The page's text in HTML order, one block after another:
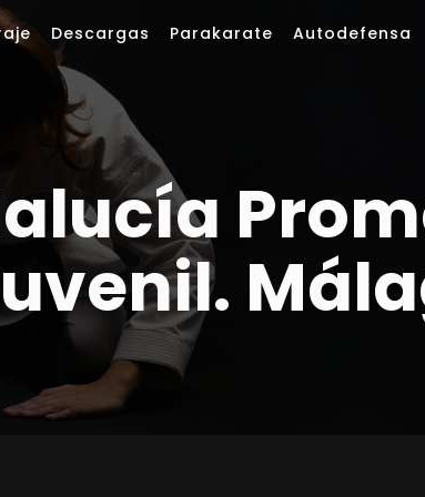
Descargas Parakarate Autodefensa